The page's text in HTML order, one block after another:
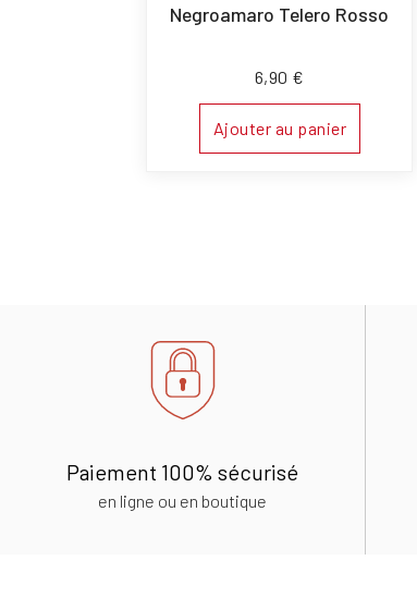
Negroamaro Telero Rosso
6,90 €
Ajouter au panier
Paiement 100% sécurisé
en ligne ou en boutique